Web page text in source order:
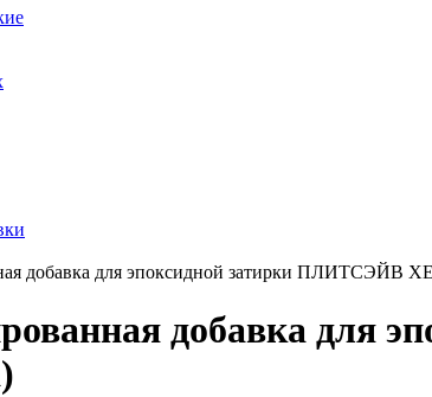
добавка для эпоксидной затирки ПЛИТСЭЙВ
добавка для